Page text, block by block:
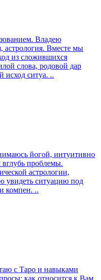
Владею
астрология. Вместе мы
из сложившихся
слова, родовой дар
исход ситуа. ..
йогой, интуитивно
проблемы.
астрологии,
увидеть ситуацию под
компен. ..
с Таро и навыками